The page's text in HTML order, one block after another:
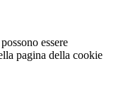
essere
pagina della cookie